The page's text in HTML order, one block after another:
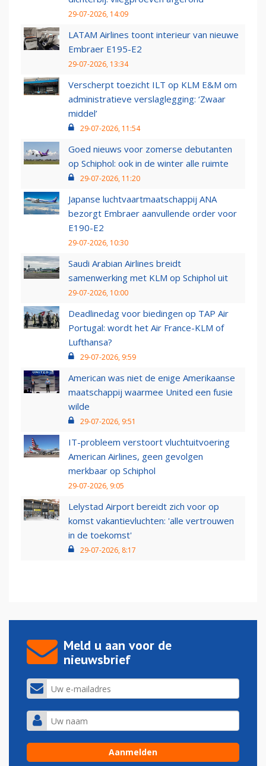
29-07-2026, 14:09
LATAM Airlines toont interieur van nieuwe
Embraer E195-E2
29-07-2026, 13:34
Verscherpt toezicht ILT op KLM E&M om
administratieve verslaglegging: ‘Zwaar
middel’
29-07-2026, 11:54
Goed nieuws voor zomerse debutanten
op Schiphol: ook in de winter alle ruimte
29-07-2026, 11:20
Japanse luchtvaartmaatschappij ANA
bezorgt Embraer aanvullende order voor
E190-E2
29-07-2026, 10:30
Saudi Arabian Airlines breidt
samenwerking met KLM op Schiphol uit
29-07-2026, 10:00
Deadlinedag voor biedingen op TAP Air
Portugal: wordt het Air France-KLM of
Lufthansa?
29-07-2026, 9:59
American was niet de enige Amerikaanse
maatschappij waarmee United een fusie
wilde
29-07-2026, 9:51
IT-probleem verstoort vluchtuitvoering
American Airlines, geen gevolgen
merkbaar op Schiphol
29-07-2026, 9:05
Lelystad Airport bereidt zich voor op
komst vakantievluchten: 'alle vertrouwen
in de toekomst'
29-07-2026, 8:17
Meld u aan voor de
nieuwsbrief